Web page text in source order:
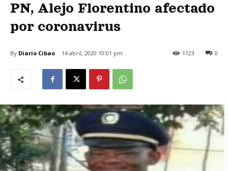
PN, Alejo Florentino afectado
por coronavirus
By Diario Cibao 14 abril, 2020 10:01 pm 0
1123